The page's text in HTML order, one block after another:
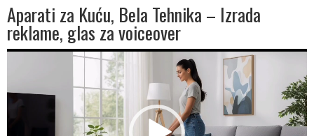
Aparati za Kuću, Bela Tehnika – Izrada
reklame, glas za voiceover
Video